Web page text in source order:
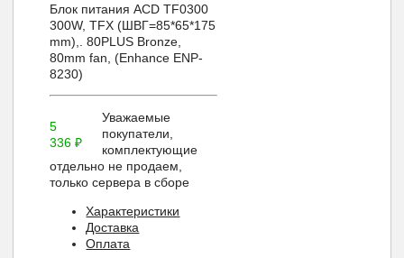
Блок питания ACD TF0300
300W, TFX (ШВГ=85*65*175
mm),. 80PLUS Bronze,
80mm fan, (Enhance ENP-
8230)
5
336₽
Уважаемые
покупатели,
комплектующие
отдельно не продаем,
только сервера в сборе
Характеристики
Доставка
Оплата